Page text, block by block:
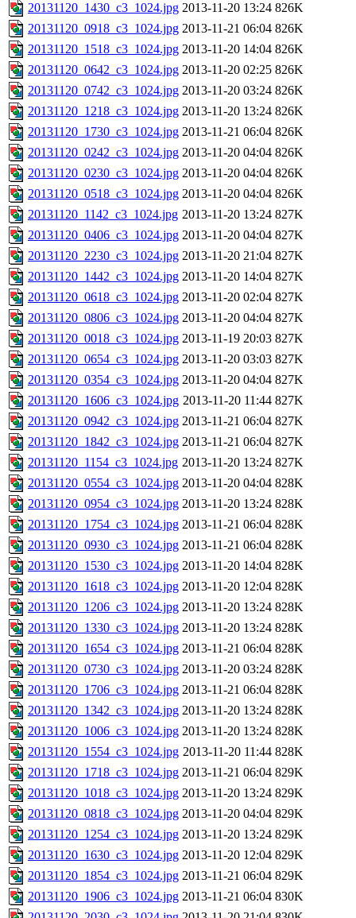
20131120_1430_c3_1024.jpg 2013-11-20 13:24 826K
20131120_0918_c3_1024.jpg 2013-11-21 06:04 826K
20131120_1518_c3_1024.jpg 2013-11-20 14:04 826K
20131120_0642_c3_1024.jpg 2013-11-20 02:25 826K
20131120_0742_c3_1024.jpg 2013-11-20 03:24 826K
20131120_1218_c3_1024.jpg 2013-11-20 13:24 826K
20131120_1730_c3_1024.jpg 2013-11-21 06:04 826K
20131120_0242_c3_1024.jpg 2013-11-20 04:04 826K
20131120_0230_c3_1024.jpg 2013-11-20 04:04 826K
20131120_0518_c3_1024.jpg 2013-11-20 04:04 826K
20131120_1142_c3_1024.jpg 2013-11-20 13:24 827K
20131120_0406_c3_1024.jpg 2013-11-20 04:04 827K
20131120_2230_c3_1024.jpg 2013-11-20 21:04 827K
20131120_1442_c3_1024.jpg 2013-11-20 14:04 827K
20131120_0618_c3_1024.jpg 2013-11-20 02:04 827K
20131120_0806_c3_1024.jpg 2013-11-20 04:04 827K
20131120_0018_c3_1024.jpg 2013-11-19 20:03 827K
20131120_0654_c3_1024.jpg 2013-11-20 03:03 827K
20131120_0354_c3_1024.jpg 2013-11-20 04:04 827K
20131120_1606_c3_1024.jpg 2013-11-20 11:44 827K
20131120_0942_c3_1024.jpg 2013-11-21 06:04 827K
20131120_1842_c3_1024.jpg 2013-11-21 06:04 827K
20131120_1154_c3_1024.jpg 2013-11-20 13:24 827K
20131120_0554_c3_1024.jpg 2013-11-20 04:04 828K
20131120_0954_c3_1024.jpg 2013-11-20 13:24 828K
20131120_1754_c3_1024.jpg 2013-11-21 06:04 828K
20131120_0930_c3_1024.jpg 2013-11-21 06:04 828K
20131120_1530_c3_1024.jpg 2013-11-20 14:04 828K
20131120_1618_c3_1024.jpg 2013-11-20 12:04 828K
20131120_1206_c3_1024.jpg 2013-11-20 13:24 828K
20131120_1330_c3_1024.jpg 2013-11-20 13:24 828K
20131120_1654_c3_1024.jpg 2013-11-21 06:04 828K
20131120_0730_c3_1024.jpg 2013-11-20 03:24 828K
20131120_1706_c3_1024.jpg 2013-11-21 06:04 828K
20131120_1342_c3_1024.jpg 2013-11-20 13:24 828K
20131120_1006_c3_1024.jpg 2013-11-20 13:24 828K
20131120_1554_c3_1024.jpg 2013-11-20 11:44 828K
20131120_1718_c3_1024.jpg 2013-11-21 06:04 829K
20131120_1018_c3_1024.jpg 2013-11-20 13:24 829K
20131120_0818_c3_1024.jpg 2013-11-20 04:04 829K
20131120_1254_c3_1024.jpg 2013-11-20 13:24 829K
20131120_1630_c3_1024.jpg 2013-11-20 12:04 829K
20131120_1854_c3_1024.jpg 2013-11-21 06:04 829K
20131120_1906_c3_1024.jpg 2013-11-21 06:04 830K